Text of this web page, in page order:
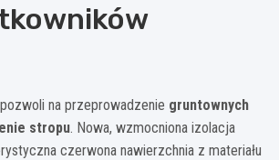
na przeprowadzenie gruntownych
stropu. Nowa, wzmocniona izolacja
czerwona nawierzchnia z materiału